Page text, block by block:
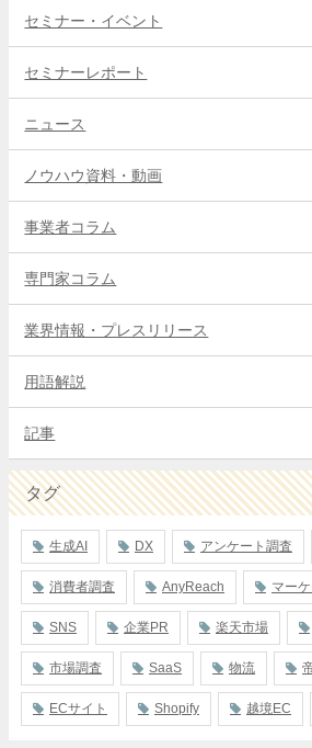
セミナー・イベント
セミナーレポート
ニュース
ノウハウ資料・動画
事業者コラム
専門家コラム
業界情報・プレスリリース
用語解説
記事
タグ
生成AI DX アンケート調査
消費者調査 AnyReach マー
SNS 企業PR 楽天市場
市場調査 SaaS 物流
ECサイト Shopify 越境EC